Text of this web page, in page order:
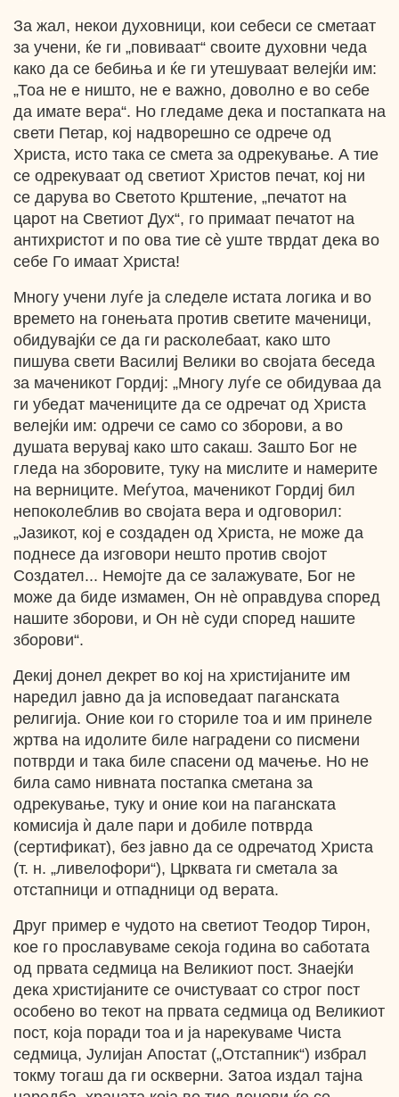
За жал, некои духовници, кои себеси се сметаат
за учени, ќе ги „повиваат“ своите духовни чеда
како да се бебиња и ќе ги утешуваат велејќи им:
„Тоа не е ништо, не е важно, доволно е во себе
да имате вера“. Но гледаме дека и постапката на
свети Петар, кој надворешно се одрече од
Христа, исто така се смета за одрекување. А тие
се одрекуваат од светиот Христов печат, кој ни
се дарува во Светото Крштение, „печатот на
царот на Светиот Дух“, го примаат печатот на
антихристот и по ова тие сѐ уште тврдат дека во
себе Го имаат Христа!
Многу учени луѓе ја следеле истата логика и во
времето на гонењата против светите маченици,
обидувајќи се да ги расколебаат, како што
пишува свети Василиј Велики во својата беседа
за маченикот Гордиј: „Многу луѓе се обидуваа да
ги убедат мачениците да се одречат од Христа
велејќи им: одречи се само со зборови, а во
душата верувај како што сакаш. Зашто Бог не
гледа на зборовите, туку на мислите и намерите
на верниците. Меѓутоа, маченикот Гордиј бил
непоколеблив во својата вера и одговорил:
„Јазикот, кој е создаден од Христа, не може да
поднесе да изговори нешто против својот
Создател... Немојте да се залажувате, Бог не
може да биде измамен, Он нѐ оправдува според
нашите зборови, и Он нѐ суди според нашите
зборови“.
Декиј донел декрет во кој на христијаните им
наредил јавно да ја исповедаат паганската
религија. Оние кои го сториле тоа и им принеле
жртва на идолите биле наградени со писмени
потврди и така биле спасени од мачење. Но не
била само нивната постапка сметана за
одрекување, туку и оние кои на паганската
комисија ѝ дале пари и добиле потврда
(сертификат), без јавно да се одречатод Христа
(т. н. „ливелофори“), Црквата ги сметала за
отстапници и отпадници од верата.
Друг пример е чудото на светиот Теодор Тирон,
кое го прославуваме секоја година во саботата
од првата седмица на Великиот пост. Знаејќи
дека христијаните се очистуваат со строг пост
особено во текот на првата седмица од Великиот
пост, која поради тоа и ја нарекуваме Чиста
седмица, Јулијан Апостат („Отстапник“) избрал
токму тогаш да ги оскверни. Затоа издал тајна